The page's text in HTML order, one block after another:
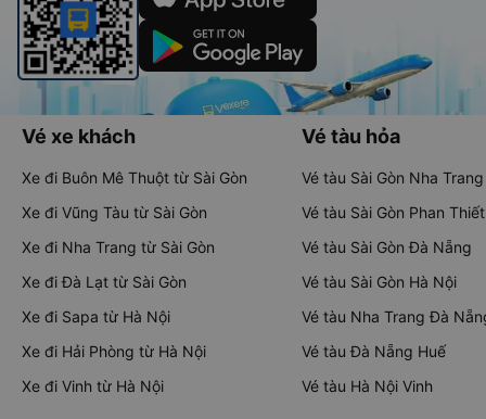
Vé xe khách
Xe đi Buôn Mê Thuột từ Sài Gòn
Xe đi Vũng Tàu từ Sài Gòn
Xe đi Nha Trang từ Sài Gòn
Xe đi Đà Lạt từ Sài Gòn
Xe đi Sapa từ Hà Nội
Xe đi Hải Phòng từ Hà Nội
Xe đi Vinh từ Hà Nội
Vé tàu hỏa
Vé tàu Sài Gòn Nha Trang
Vé tàu Sài Gòn Phan Thiết
Vé tàu Sài Gòn Đà Nẵng
Vé tàu Sài Gòn Hà Nội
Vé tàu Nha Trang Đà
Vé tàu Đà Nẵng Huế
Vé tàu Hà Nội Vinh